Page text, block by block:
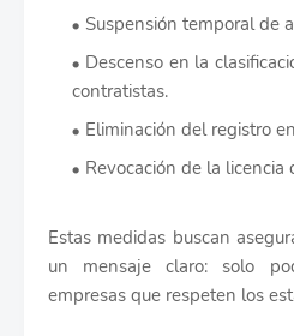
Suspensión temporal de
Descenso en la
contratistas.
Eliminación del registro
Revocación de la licencia
Estas medidas buscan
un mensaje claro: solo
empresas que respeten los